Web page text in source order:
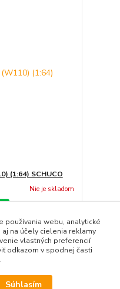
(1:64) SCHUCO
Nie je skladom
z 1
používania webu, analytické
na účely cielenia reklamy
vlastných preferencií
odkazom v spodnej časti
Súhlasím